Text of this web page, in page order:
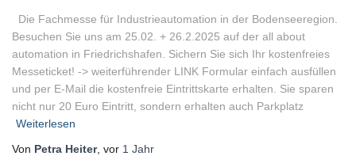
Die Fachmesse für Industrieautomation in der Bodenseeregion.
Besuchen Sie uns am 25.02. + 26.2.2025 auf der all about
automation in Friedrichshafen. Sichern Sie sich Ihr kostenfreies
Messeticket! -> weiterführender LINK Formular einfach ausfüllen
und per E-Mail die kostenfreie Eintrittskarte erhalten. Sie sparen
nicht nur 20 Euro Eintritt, sondern erhalten auch Parkplatz
Weiterlesen
Von Petra Heiter, vor 1 Jahr